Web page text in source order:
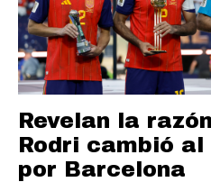
Revelan la
Rodri cambió al
por Barcelona